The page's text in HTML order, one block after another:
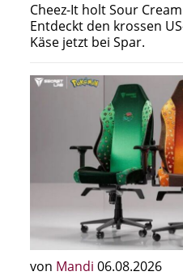
Cheez-It holt Sour
Entdeckt den krossen
Käse jetzt bei Spar.
von Mandi 06.08.2026